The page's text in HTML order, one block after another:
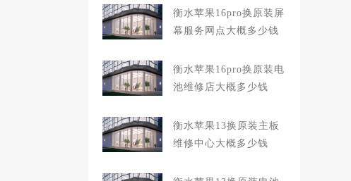
衡水苹果16pro换原装屏
幕服务网点大概多少钱
衡水苹果16pro换原装电
池维修店大概多少钱
衡水苹果13换原装主板
维修中心大概多少钱